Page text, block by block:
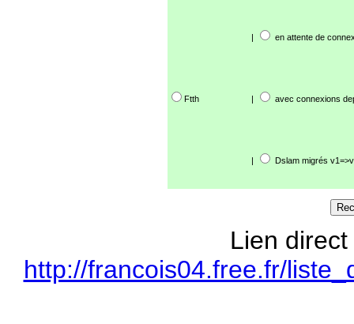
| en attente de
Ftth | avec connexions
| Dslam migrés
Lien
http://francois04.free.fr/